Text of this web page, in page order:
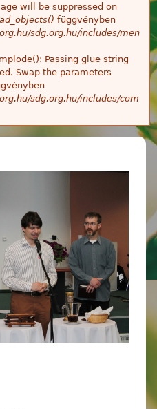
will be suppressed on
függvényben
sdg.org.hu/includes/men
Passing glue string
Swap the parameters
sdg.org.hu/includes/com